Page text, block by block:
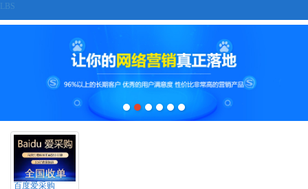
LBS
百度爱采购